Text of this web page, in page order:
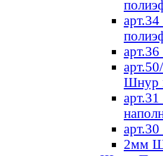
Шнур
2мм